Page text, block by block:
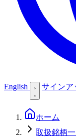
English サインア
ホーム
取扱銘柄